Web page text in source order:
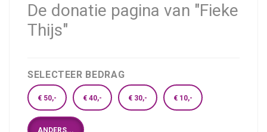
De donatie pagina van "Fieke
Thijs"
SELECTEER BEDRAG
€ 50,- € 40,- € 30,- € 10,-
ANDERS...